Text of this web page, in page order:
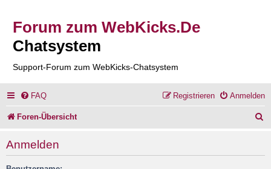
Forum zum WebKicks.De
Chatsystem
Support-Forum zum WebKicks-Chatsystem
FAQ Anmelden
Registrieren
Foren-Übersicht
Anmelden